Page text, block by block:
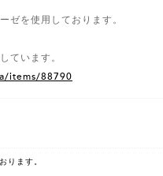
ゼを使用しております。
ています。
items/88790
ります。